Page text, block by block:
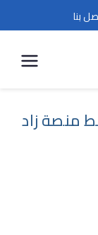
بنا
منصة زاد